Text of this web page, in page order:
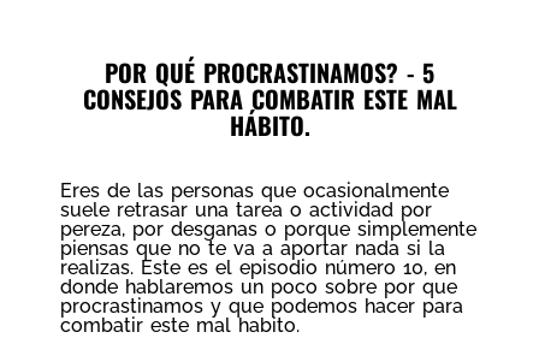
POR QUÉ PROCRASTINAMOS? - 5
CONSEJOS PARA COMBATIR ESTE MAL
HÁBITO.
Eres de las personas que ocasionalmente
suele retrasar una tarea o actividad por
pereza, por desganas o porque simplemente
piensas que no te va a aportar nada si la
realizas. Este es el episodio número 10, en
donde hablaremos un poco sobre por que
procrastinamos y que podemos hacer para
combatir este mal habito.